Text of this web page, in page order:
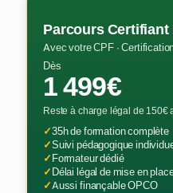
Parcours Certifiant
Avec votre CPF ·
Dès
1 499€
Reste à charge légal de 150€
✓35h de formation complète
✓Suivi pédagogique
✓Formateur dédié
✓Délai légal de mise en
✓Aussi finançable OPCO